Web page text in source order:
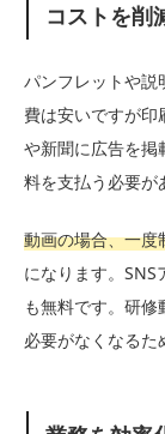
コストを削
パンフレットや説
費は安いですが
や新聞に広告を掲
料を支払う必要が
動画の場合、一度
になります。
も無料です。研
必要がなくなるた